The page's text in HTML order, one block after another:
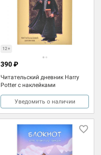
12+
Читательский дневник Harry
Potter c наклейками
390 ₽
Уведомить о наличии